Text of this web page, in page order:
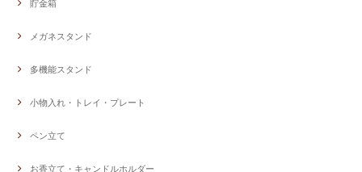
貯金箱
メガネスタンド
多機能スタンド
小物入れ・トレイ・プレート
ペン立て
お香立て・キャンドルホルダー